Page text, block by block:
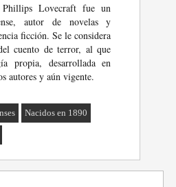
Phillips Lovecraft fue un
autor de novelas y
ficción. Se le considera
cuento de terror, al que
propia, desarrollada en
autores y aún vigente.
Nacidos en 1890